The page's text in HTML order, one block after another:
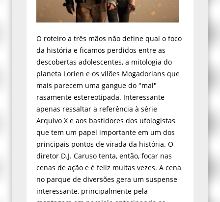
O roteiro a três mãos não define qual o foco
da história e ficamos perdidos entre as
descobertas adolescentes, a mitologia do
planeta Lorien e os vilões Mogadorians que
mais parecem uma gangue do "mal"
rasamente estereotipada. Interessante
apenas ressaltar a referência à série
Arquivo X e aos bastidores dos ufologistas
que tem um papel importante em um dos
principais pontos de virada da história. O
diretor D.J. Caruso tenta, então, focar nas
cenas de ação e é feliz muitas vezes. A cena
no parque de diversões gera um suspense
interessante, principalmente pela